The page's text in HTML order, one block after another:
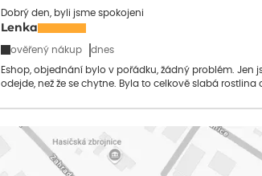
Dobrý den, byli jsme spokojeni
Lenka
ověřený nákup dnes
Eshop, objednání bylo v pořádku, žádný problém. Jen
odejde, než že se chytne. Byla to celkově slabá rostlina